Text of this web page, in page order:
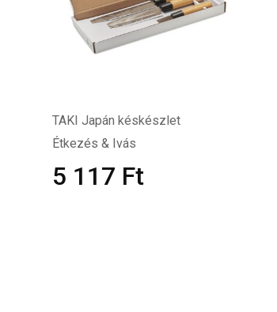
TAKI Japán késkészlet
Étkezés & Ivás
5 117 Ft